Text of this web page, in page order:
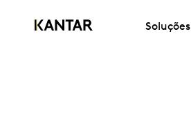
Soluções